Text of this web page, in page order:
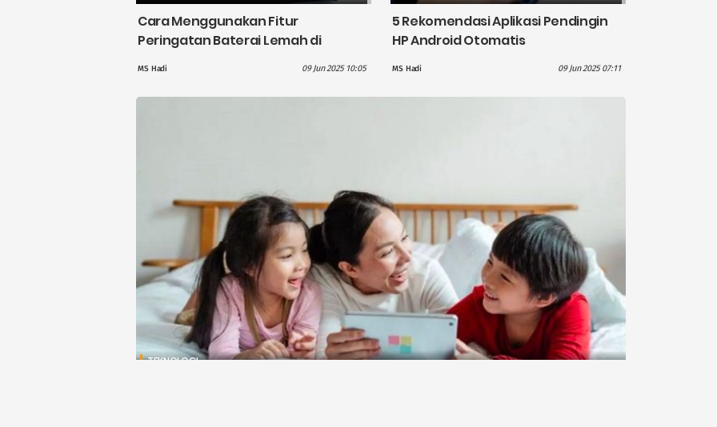
Cara Menggunakan Fitur
Peringatan Baterai Lemah di
MS Hadi 09 Jun 2025 10:05
5 Rekomendasi Aplikasi Pendingin
HP Android Otomatis
MS Hadi 09 Jun 2025 07:11
TEKNOLOGI